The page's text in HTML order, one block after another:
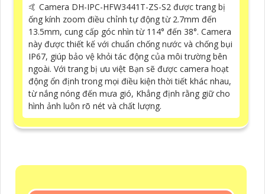
🤙 Camera DH-IPC-HFW3441T-ZS-S2 được trang bị
ống kính zoom điều chỉnh tự động từ 2.7mm đến
13.5mm, cung cấp góc nhìn từ 114° đến 38°. Camera
này được thiết kế với chuẩn chống nước và chống bụi
IP67, giúp bảo vệ khỏi tác động của môi trường bên
ngoài. Với trang bị ưu việt Bạn sẽ được camera hoạt
động ổn định trong mọi điều kiện thời tiết khác nhau,
từ nắng nóng đến mưa gió, Khẳng định rằng giữ cho
hình ảnh luôn rõ nét và chất lượng.